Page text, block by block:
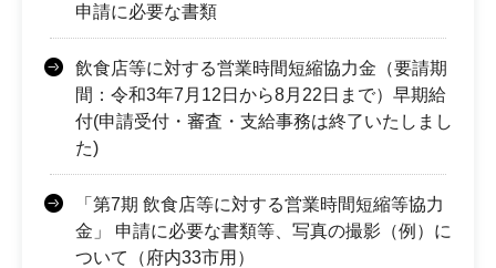
申請に必要な書類
飲食店等に対する営業時間短縮協力金（要請期
間：令和3年7月12日から8月22日まで）早期給
付(申請受付・審査・支給事務は終了いたしまし
た)
「第7期 飲食店等に対する営業時間短縮等協力
金」 申請に必要な書類等、写真の撮影（例）に
ついて（府内33市用）